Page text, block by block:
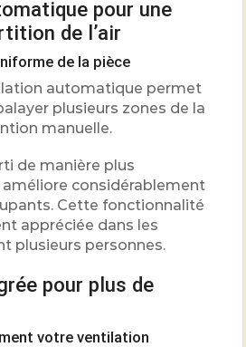
pour une
de l’air
de la pièce
automatique permet
plusieurs zones de la
manuelle.
de manière plus
considérablement
Cette fonctionnalité
appréciée dans les
plusieurs personnes.
pour plus de
votre ventilation